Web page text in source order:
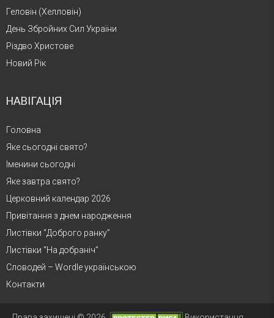
Геловін (Хелловін)
День Збройних Сил України
Різдво Христове
Новий Рік
НАВІГАЦІЯ
Головна
Яке сьогодні свято?
Іменини сьогодні
Яке завтра свято?
Церковний календар 2026
Привітання з днем народження
Листівки “Доброго ранку”
Листівки “На добраніч”
Словодей – Wordle українською
Контакти